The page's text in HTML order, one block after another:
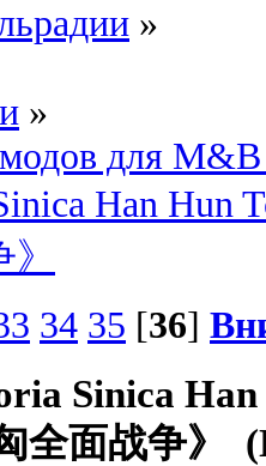
»
»
для
Han Hun
34 35 [36]
Sinica
全面战争》